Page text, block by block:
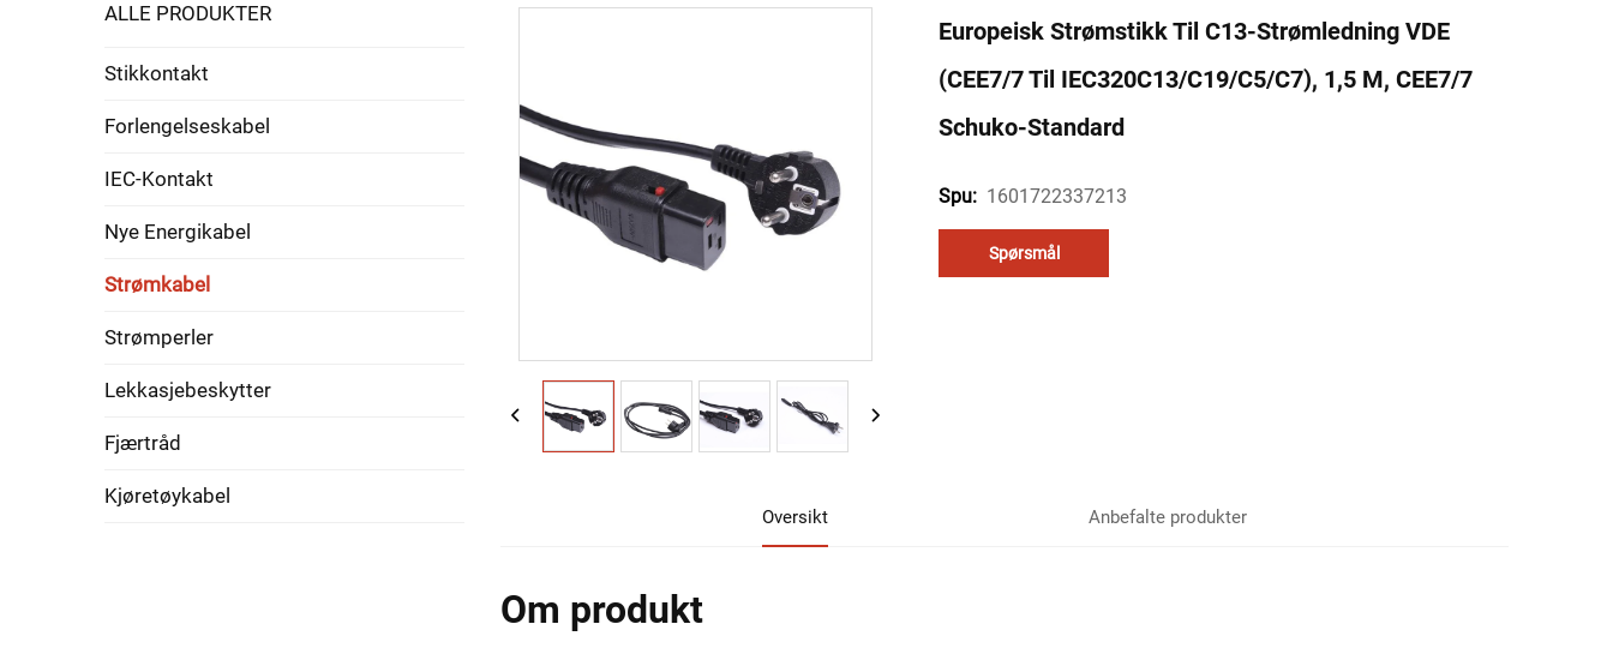
ALLE PRODUKTER
Stikkontakt
Forlengelseskabel
IEC-Kontakt
Nye Energikabel
Strømkabel
Strømperler
Lekkasjebeskytter
Fjærtråd
Kjøretøykabel
Europeisk Strømstikk Til C13-Strømledning VDE
(CEE7/7 Til IEC320C13/C19/C5/C7), 1,5 M, CEE7/7
Schuko-Standard
Spu: 1601722337213
Spørsmål
Oversikt Anbefalte produkter
Om produkt